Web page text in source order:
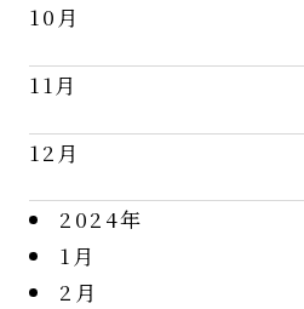
10月
11月
12月
2024年
1月
2月